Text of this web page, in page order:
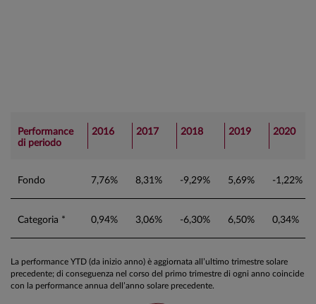
Performance
di periodo
2016 2017 2018 2019 2020
Fondo 7,76% 8,31% -9,29% 5,69% -1,22%
Categoria * 0,94% 3,06% -6,30% 6,50% 0,34%
La performance YTD (da inizio anno) è aggiornata all’ultimo trimestre solare
precedente; di conseguenza nel corso del primo trimestre di ogni anno coincide
con la performance annua dell’anno solare precedente.